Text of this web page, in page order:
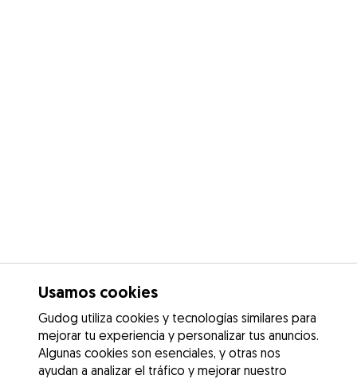
Usamos cookies
Gudog utiliza cookies y tecnologías similares para
mejorar tu experiencia y personalizar tus anuncios.
Algunas cookies son esenciales, y otras nos
ayudan a analizar el tráfico y mejorar nuestro